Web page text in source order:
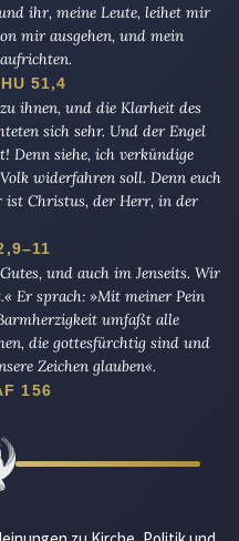
ihr, meine Leute, leihet mir
mir ausgehen, und mein
51,4
ihnen, und die Klarheit des
sich sehr. Und der Engel
Denn siehe, ich verkündige
widerfahren soll. Denn euch
ist Christus, der Herr, in der
und auch im Jenseits. Wir
Er sprach: »Mit meiner Pein
umfaßt alle
die gottesfürchtig sind und
Zeichen glauben«.
156